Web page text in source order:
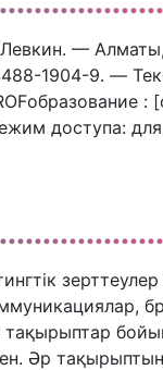
—
1904-9. —
:
доступа:
Әр